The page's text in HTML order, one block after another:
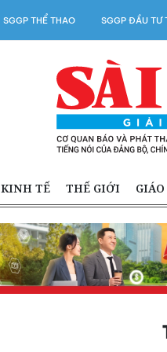
SGGP THỂ THAO SGGP ĐẦU TƯ
KINH TẾ THẾ GIỚI